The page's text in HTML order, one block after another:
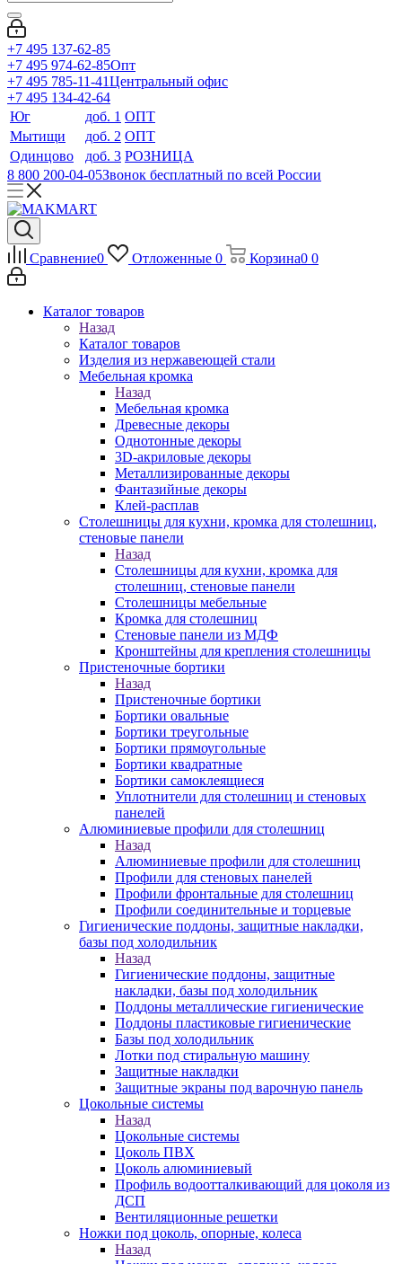
+7 495 137-62-85
+7 495 974-62-85Опт
+7 495 785-11-41Центральный офис
+7 495 134-42-64
Юг
доб. 1 ОПТ
Мытищи
доб. 2 ОПТ
Одинцово
доб. 3 РОЗНИЦА
8 800 200-04-05Звонок бесплатный по всей России
Сравнение0 Отложенные 0 Корзина0 0
Каталог товаров
Назад
Каталог товаров
Изделия из нержавеющей стали
Мебельная кромка
Назад
Мебельная кромка
Древесные декоры
Однотонные декоры
3D-акриловые декоры
Металлизированные декоры
Фантазийные декоры
Клей-расплав
Столешницы для кухни, кромка для столешниц,
стеновые панели
Назад
Столешницы для кухни, кромка для
столешниц, стеновые панели
Столешницы мебельные
Кромка для столешниц
Стеновые панели из МДФ
Кронштейны для крепления столешницы
Пристеночные бортики
Назад
Пристеночные бортики
Бортики овальные
Бортики треугольные
Бортики прямоугольные
Бортики квадратные
Бортики самоклеящиеся
Уплотнители для столешниц и стеновых
панелей
Алюминиевые профили для столешниц
Назад
Алюминиевые профили для столешниц
Профили для стеновых панелей
Профили фронтальные для столешниц
Профили соединительные и торцевые
Гигиенические поддоны, защитные накладки,
базы под холодильник
Назад
Гигиенические поддоны, защитные
накладки, базы под холодильник
Поддоны металлические гигиенические
Поддоны пластиковые гигиенические
Базы под холодильник
Лотки под стиральную машину
Защитные накладки
Защитные экраны под варочную панель
Цокольные системы
Назад
Цокольные системы
Цоколь ПВХ
Цоколь алюминиевый
Профиль водоотталкивающий для цоколя из
ДСП
Вентиляционные решетки
Ножки под цоколь, опорные, колеса
Назад